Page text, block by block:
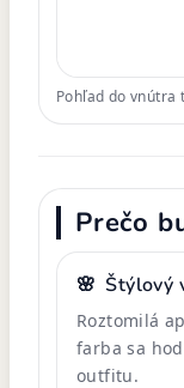
Pohľad do vnútra
Prečo
🌸 Štýlový
Roztomilá
farba sa
outfitu.